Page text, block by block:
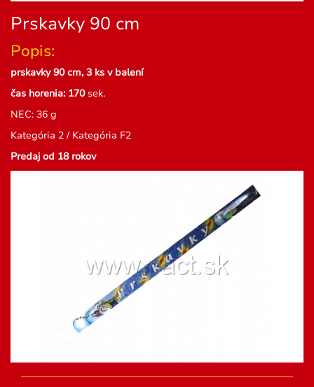
Prskavky 90 cm
Popis:
prskavky 90 cm, 3 ks v balení
čas horenia: 170 sek.
NEC: 36 g
Kategória 2 / Kategória F2
Predaj od 18 rokov